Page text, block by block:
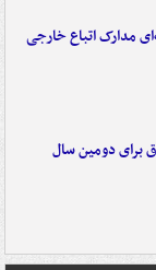
مدارک اتباع خارجی
برای دومین سال